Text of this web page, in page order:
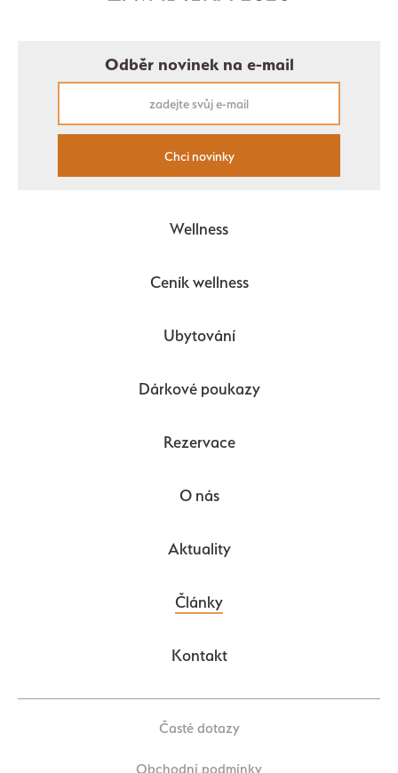
Odběr novinek na e-mail
Chci novinky
Wellness
Ceník wellness
Ubytování
Dárkové poukazy
Rezervace
O nás
Aktuality
Články
Kontakt
Časté dotazy
Obchodní podmínky